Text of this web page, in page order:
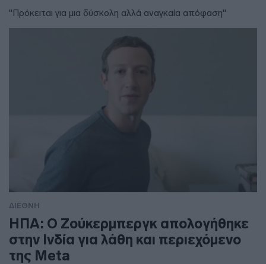
"Πρόκειται για μια δύσκολη αλλά αναγκαία απόφαση"
ΔΙΕΘΝΗ
ΗΠΑ: Ο Ζούκερμπεργκ απολογήθηκε
στην Ινδία για λάθη και περιεχόμενο
της Meta